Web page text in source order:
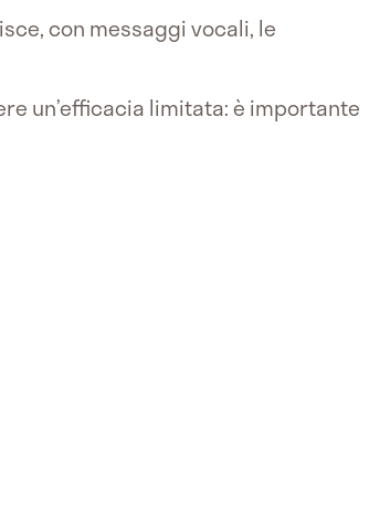
con messaggi vocali, le
un’efficacia limitata: è importante